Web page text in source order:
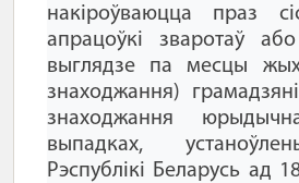
накіроўваюцца праз
апрацоўкі зваротаў
выглядзе па месцы
знаходжання)
знаходжання
выпадках,
Рэспублікі Беларусь ад